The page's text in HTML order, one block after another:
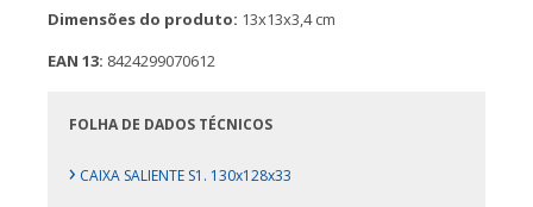
Dimensões do produto: 13x13x3,4 cm
EAN 13: 8424299070612
FOLHA DE DADOS TÉCNICOS
› CAIXA SALIENTE S1. 130x128x33